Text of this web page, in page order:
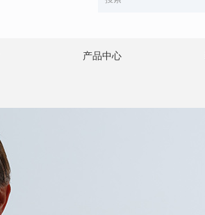
产品中心